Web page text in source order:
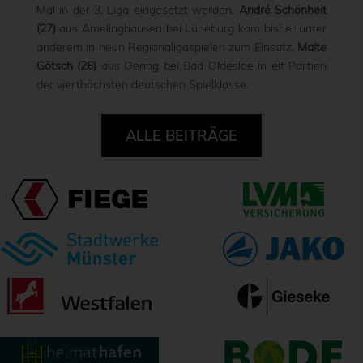
Mal in der 3. Liga eingesetzt werden. André Schönheit
(27) aus Amelinghausen bei Lüneburg kam bisher unter
anderem in neun Regionaligaspielen zum Einsatz, Malte
Götsch (26) aus Oering bei Bad Oldesloe in elf Partien
der vierthöchsten deutschen Spielklasse.
ALLE BEITRÄGE